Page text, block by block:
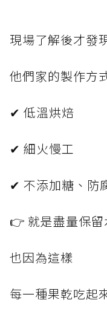
現場了解後才發
他們家的製作方
✔ 低溫烘焙
✔ 細火慢工
✔ 不添加糖、防
👉 就是盡量保
也因為這樣
每一種果乾吃起